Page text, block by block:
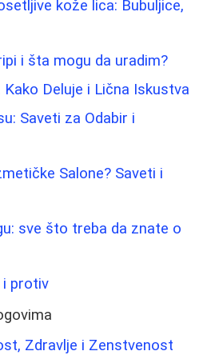
kože lica: Bubuljice,
i šta mogu da uradim?
Deluje i Lična Iskustva
Saveti za Odabir i
Salone? Saveti i
sve što treba da znate o
i protiv
Zdravlje i Zenstvenost